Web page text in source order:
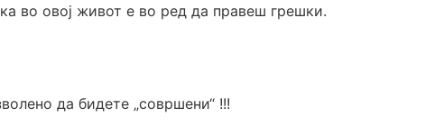
во овој живот е во ред да правеш грешки.
да бидете „совршени“ !!!